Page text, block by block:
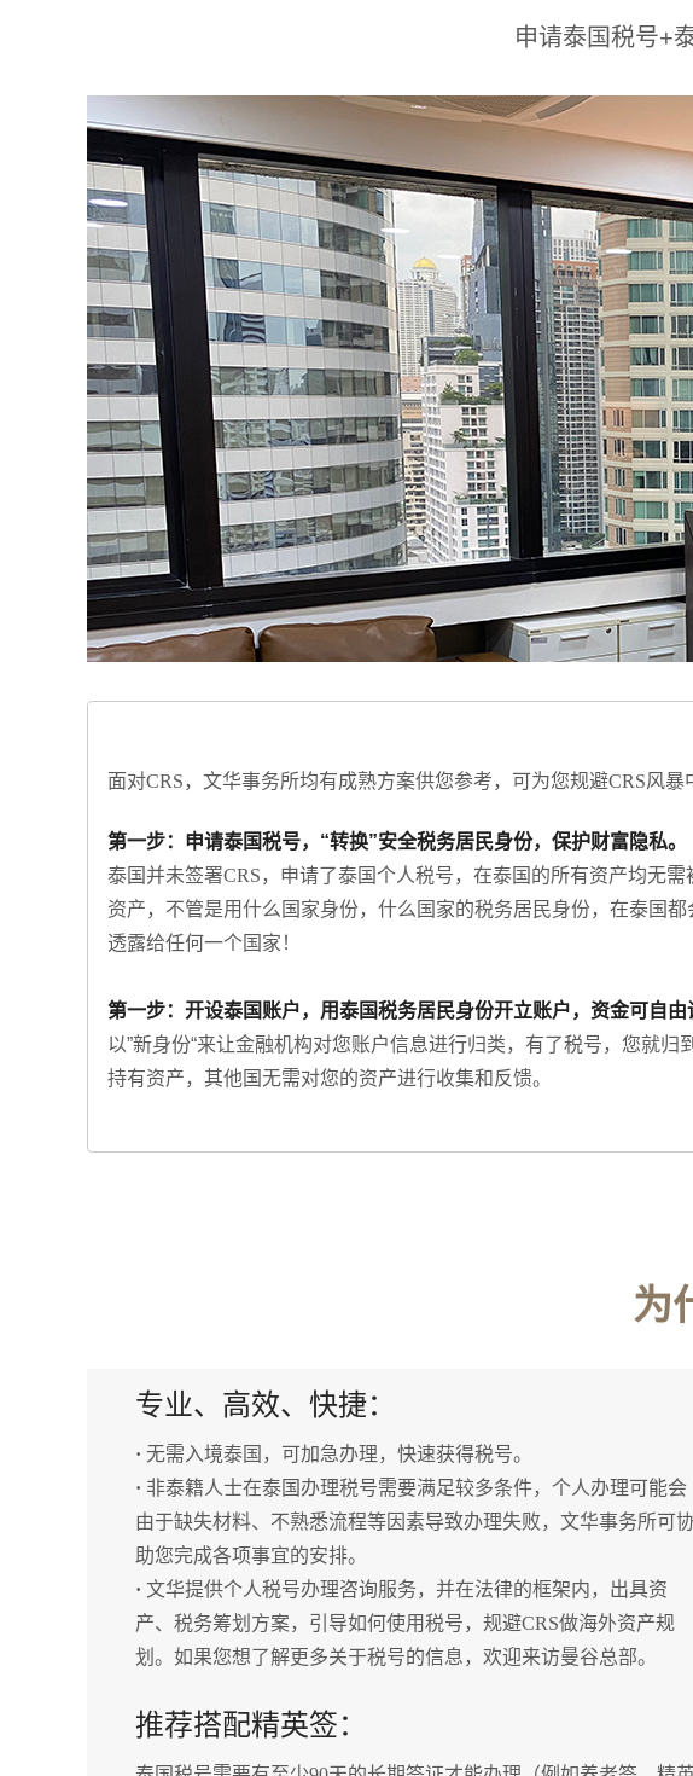
申请泰国税号+
面对CRS，文华事务所均有成熟方案供您参考，可为您规避CRS风暴
第一步：申请泰国税号，“转换”安全税务居民身份，保护财富隐私。
泰国并未签署CRS， 申请了泰国个人税号， 在泰国的所有资产均无
资产，不管是用什么国家身份，什么国家的税务居民身份，在泰国
透露给任何一个国家！
第一步：开设泰国账户，用泰国税务居民身份开立账户，资金可自由
以”新身份“来让金融机构对您账户信息进行归类，有了税号，您就
持有资产，其他国无需对您的资产进行收集和反馈。
为
专业、高效、快捷：
· 无需入境泰国，可加急办理，快速获得税号。
· 非泰籍人士在泰国办理税号需要满足较多条件，个人办理可能会
由于缺失材料、不熟悉流程等因素导致办理失败，文华事务所可
助您完成各项事宜的安排。
· 文华提供个人税号办理咨询服务，并在法律的框架内，出具资
产、税务筹划方案，引导如何使用税号，规避CRS做海外资产规
划。如果您想了解更多关于税号的信息，欢迎来访曼谷总部。
推荐搭配精英签：